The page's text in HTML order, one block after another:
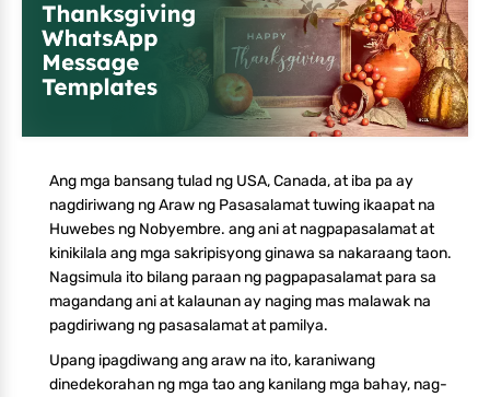
Ang mga bansang tulad ng USA, Canada, at iba pa ay
nagdiriwang ng Araw ng Pasasalamat tuwing ikaapat na
Huwebes ng Nobyembre. ang ani at nagpapasalamat at
kinikilala ang mga sakripisyong ginawa sa nakaraang taon.
Nagsimula ito bilang paraan ng pagpapasalamat para sa
magandang ani at kalaunan ay naging mas malawak na
pagdiriwang ng pasasalamat at pamilya.
Upang ipagdiwang ang araw na ito, karaniwang
dinedekorahan ng mga tao ang kanilang mga bahay, nag-